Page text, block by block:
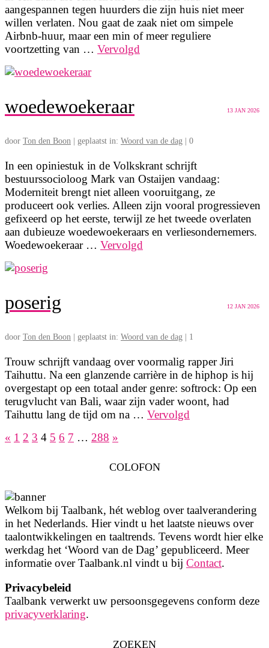
aangespannen tegen huurders die zijn huis niet meer
willen verlaten. Nou gaat de zaak niet om simpele
Airbnb-huur, maar een min of meer reguliere
voortzetting van … Vervolgd
13 JAN 2026
woedewoekeraar
door Ton den Boon geplaatst in: Woord van de dag 0
In een opiniestuk in de Volkskrant schrijft
bestuurssocioloog Mark van Ostaijen vandaag:
Moderniteit brengt niet alleen vooruitgang, ze
produceert ook verlies. Alleen zijn vooral progressieven
gefixeerd op het eerste, terwijl ze het tweede overlaten
aan dubieuze woedewoekeraars en verliesondernemers.
Woedewoekeraar … Vervolgd
12 JAN 2026
poserig
door Ton den Boon geplaatst in: Woord van de dag 1
Trouw schrijft vandaag over voormalig rapper Jiri
Taihuttu. Na een glanzende carrière in de hiphop is hij
overgestapt op een totaal ander genre: softrock: Op een
terugvlucht van Bali, waar zijn vader woont, had
Taihuttu lang de tijd om na … Vervolgd
Berichten
« 1 2 3 4 5 6 7 … 288 »
COLOFON
Welkom bij Taalbank, hét weblog over taalverandering
in het Nederlands. Hier vindt u het laatste nieuws over
taalontwikkelingen en taaltrends. Tevens wordt hier elke
werkdag het ‘Woord van de Dag’ gepubliceerd. Meer
informatie over Taalbank.nl vindt u bij Contact.
Privacybeleid
Taalbank verwerkt uw persoonsgegevens conform deze
privacyverklaring.
ZOEKEN